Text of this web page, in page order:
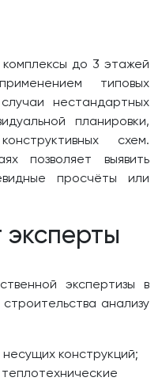
до 3 этажей
типовых
нестандартных
планировки,
схем.
позволяет выявить
просчёты или
экспертизы в
анализу
конструкций;